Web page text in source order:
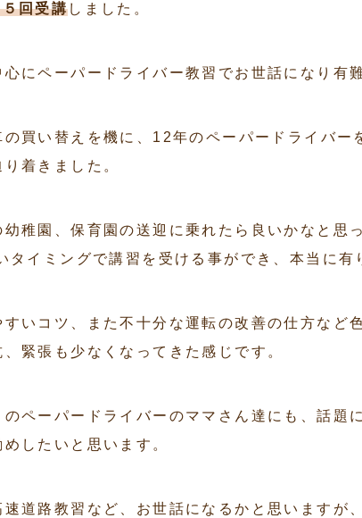
回受講しました。
心にペーパードライバー教習でお世話になり有
の買い替えを機に、12年のペーパードライバ
着きました。
幼稚園、保育園の送迎に乗れたら良いかなと思
タイミングで講習を受ける事ができ、本当に有
すいコツ、また不十分な運転の改善の仕方など
緊張も少なくなってきた感じです。
のペーパードライバーのママさん達にも、話題
めしたいと思います。
速道路教習など、お世話になるかと思いますが